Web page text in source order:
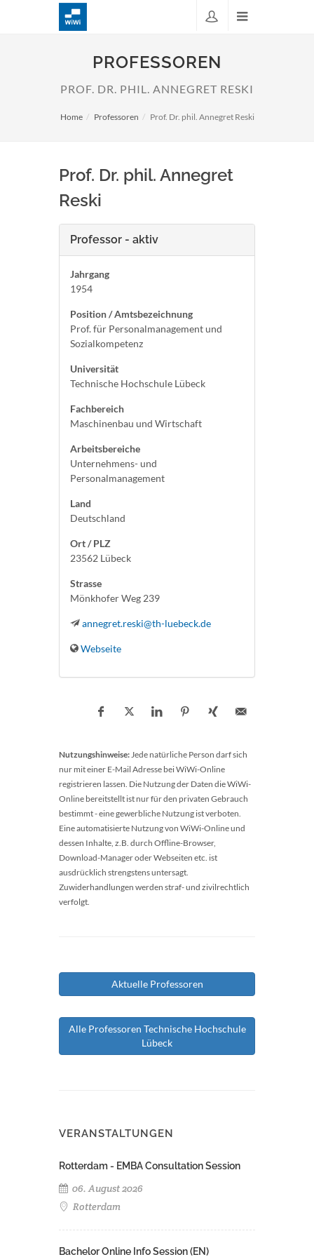
PROFESSOREN
PROF. DR. PHIL. ANNEGRET RESKI
Home Professoren Prof. Dr. phil. Annegret Reski
Prof. Dr. phil. Annegret
Reski
Professor - aktiv
Jahrgang
1954
Position / Amtsbezeichnung
Prof. für Personalmanagement und
Sozialkompetenz
Universität
Technische Hochschule Lübeck
Fachbereich
Maschinenbau und Wirtschaft
Arbeitsbereiche
Unternehmens- und
Personalmanagement
Land
Deutschland
Ort / PLZ
23562 Lübeck
Strasse
Mönkhofer Weg 239
annegret.reski@th-luebeck.de
Webseite
Nutzungshinweise:Jede natürliche Person darf sich
nur mit einer E-Mail Adresse bei WiWi-Online
registrieren lassen. Die Nutzung der Daten die WiWi-
Online bereitstellt ist nur für den privaten Gebrauch
bestimmt - eine gewerbliche Nutzung ist verboten.
Eine automatisierte Nutzung von WiWi-Online und
dessen Inhalte, z.B. durch Offline-Browser,
Download-Manager oder Webseiten etc. ist
ausdrücklich strengstens untersagt.
Zuwiderhandlungen werden straf- und zivilrechtlich
verfolgt.
Aktuelle Professoren
Alle Professoren Technische Hochschule
Lübeck
VERANSTALTUNGEN
Rotterdam - EMBA Consultation Session
06. August 2026
Rotterdam
Bachelor Online Info Session (EN)